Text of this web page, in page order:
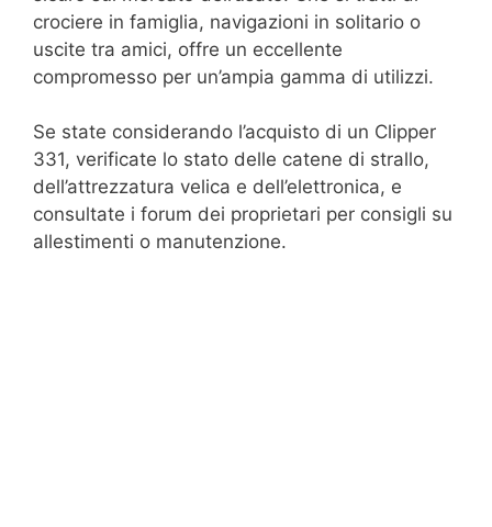
crociere in famiglia, navigazioni in solitario o
uscite tra amici, offre un eccellente
compromesso per un’ampia gamma di utilizzi.
Se state considerando l’acquisto di un Clipper
331, verificate lo stato delle catene di strallo,
dell’attrezzatura velica e dell’elettronica, e
consultate i forum dei proprietari per consigli su
allestimenti o manutenzione.